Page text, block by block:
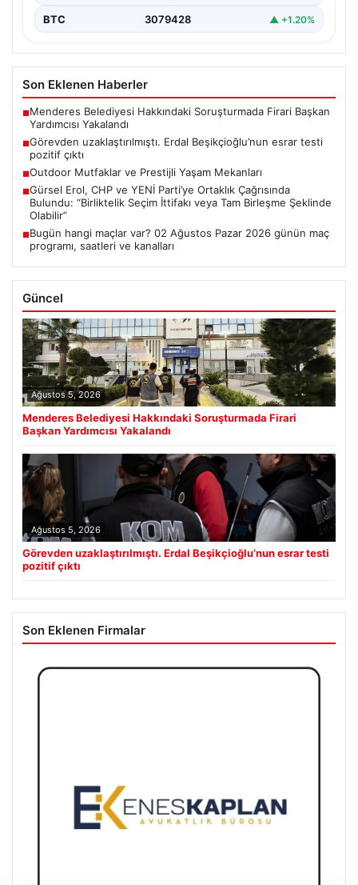
BTC 3079428 ▲ +1.20%
Son Eklenen Haberler
■Menderes Belediyesi Hakkındaki Soruşturmada Firari Başkan
Yardımcısı Yakalandı
■Görevden uzaklaştırılmıştı. Erdal Beşikçioğlu’nun esrar testi
pozitif çıktı
■Outdoor Mutfaklar ve Prestijli Yaşam Mekanları
■Gürsel Erol, CHP ve YENİ Parti’ye Ortaklık Çağrısında
Bulundu: “Birliktelik Seçim İttifakı veya Tam Birleşme Şeklinde
Olabilir”
■Bugün hangi maçlar var? 02 Ağustos Pazar 2026 günün maç
programı, saatleri ve kanalları
Güncel
Ağustos 5, 2026
Menderes Belediyesi Hakkındaki Soruşturmada Firari
Başkan Yardımcısı Yakalandı
Ağustos 5, 2026
Görevden uzaklaştırılmıştı. Erdal Beşikçioğlu’nun esrar testi
pozitif çıktı
Son Eklenen Firmalar